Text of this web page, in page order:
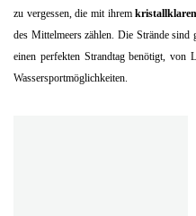
zu vergessen, die mit ihrem
des Mittelmeers zählen. Die Strände sind
einen perfekten Strandtag benötigt, von
Wassersportmöglichkeiten.